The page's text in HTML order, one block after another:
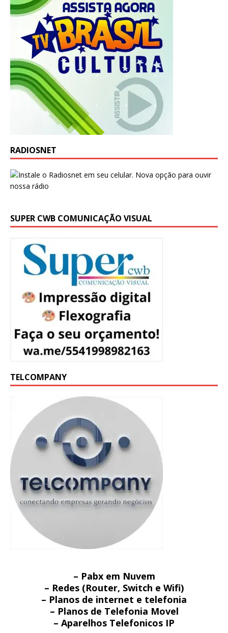
RADIOSNET
SUPER CWB COMUNICAÇÃO VISUAL
TELCOMPANY
– Pabx em Nuvem
– Redes (Router, Switch e Wifi)
– Planos de internet e telefonia
– Planos de Telefonia Movel
– Aparelhos Telefonicos IP